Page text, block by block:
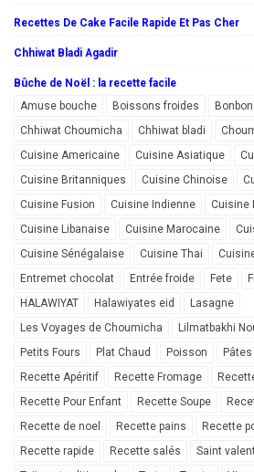
Recettes De Cake Facile Rapide Et Pas Cher
Chhiwat Bladi Agadir
Bûche de Noël : la recette facile
Amuse bouche
Boissons froides Bonbon
Chhiwat Choumicha
Chhiwat bladi
Cuisine Americaine
Cuisine Asiatique
Cuisine Britanniques
Cuisine Chinoise
Cuisine Fusion
Cuisine Indienne
Cuisine
Cuisine Libanaise
Cuisine Marocaine
Cuisine Sénégalaise
Cuisine Thai
Entremet chocolat
Entrée froide Fete
HALAWIYAT
Halawiyates eid
Lasagne
Les Voyages de Choumicha
Lilmatbakhi
Petits Fours
Plat Chaud Poisson
Recette Apéritif
Recette Fromage
Recette Pour Enfant
Recette Soupe
Recette de noel
Recette pains
Recette
Recette rapide
Recette salés Saint